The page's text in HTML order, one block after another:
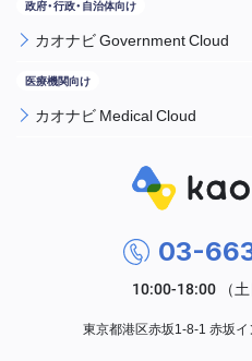
カオナビ Government Cloud
カオナビ Medical Cloud
03-
東京都港区赤坂1-8-1 赤坂